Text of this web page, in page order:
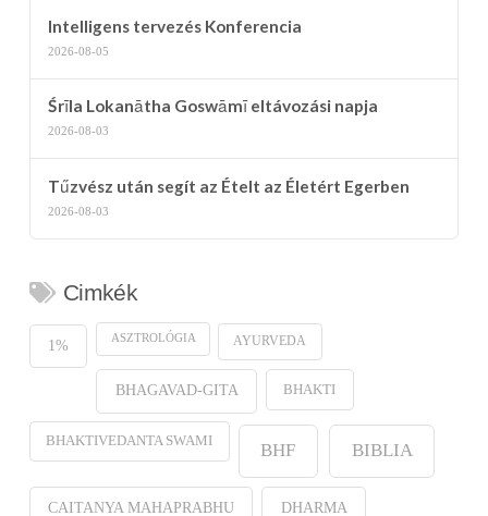
Intelligens tervezés Konferencia
2026-08-05
Śrīla Lokanātha Goswāmī eltávozási napja
2026-08-03
Tűzvész után segít az Ételt az Életért Egerben
2026-08-03
Cimkék
1% ASZTROLÓGIA AYURVEDA
BHAGAVAD-GITA BHAKTI
BHAKTIVEDANTA SWAMI BHF BIBLIA
CAITANYA MAHAPRABHU DHARMA